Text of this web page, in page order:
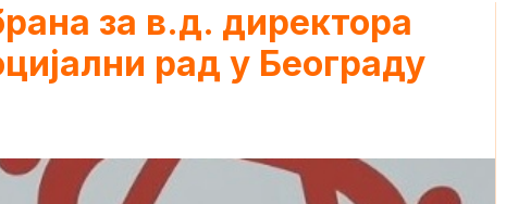
за в.д. директора
рад у Београду